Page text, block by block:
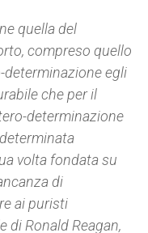
quella del
compreso quello
determinazione egli
che per il
determinazione
volta fondata su
di
ai puristi
di Ronald Reagan,